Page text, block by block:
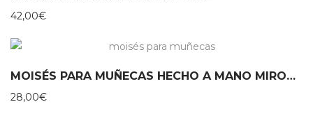
42,00€
MOISÉS PARA MUÑECAS HECHO A MANO MIROOMI
28,00€